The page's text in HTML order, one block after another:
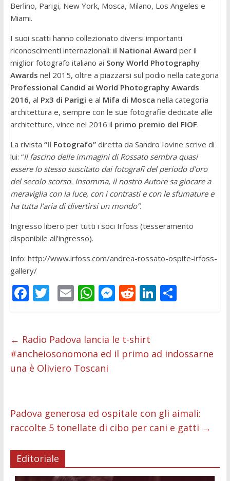
Berlino, Parigi, New York, Mosca, Milano, Los Angeles e
Miami.
I suoi scatti hanno collezionato diversi importanti
riconoscimenti internazionali: il National Award per il
miglior fotografo italiano ai Sony World Photography
Awards nel 2015, oltre a piazzarsi sul podio nella categoria
Professional Candid ai World Photography Awards
2016, al Px3 di Parigi e al Mifa di Mosca nella categoria
architettura e, sempre con le sue fotografie dedicate alle
architetture, vince nel 2016 il primo premio del FIOF.
La rivista “Il Fotografo” diretta da Sandro Iovine scrive di
lui: “Il fascino delle immagini di Rossato sembra quasi
essere lo stesso suscitato dai fotografi del periodo d’oro
del secolo scorso. Insomma, il nostro Autore sa giocare a
meraviglia con la luce, con i contrasti e con le sfumature e
ha tutta l’aria di divertirsi un mondo”.
Ingresso libero per tutti i soci Irfoss (tesseramento
disponibile all’ingresso).
Info: http://www.irfoss.com/andrea-rossato-ospite-irfoss-
gallery/
F
b
o
o
T
er
E
l
W
s
A
p
M
e
n
R
di
t
Li
dI
C
vi
← Radio Padova lancia le t-shirt
#ancheiosonomona ed il primo ad indossarne
una è Oliviero Toscani
Padova generosa ed ospitale con gli aimali:
raccolte 5 tonellate di cibo per cani e gatti →
Editoriale